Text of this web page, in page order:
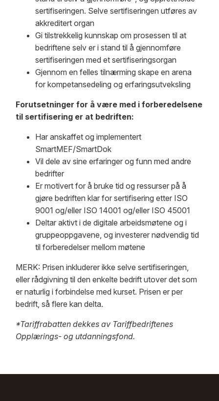
sertifiseringen. Selve sertifiseringen utføres av
akkreditert organ
Gi tilstrekkelig kunnskap om prosessen til at
bedriftene selv er i stand til å gjennomføre
sertifiseringen med et sertifiseringsorgan
Gjennom en felles tilnærming skape en arena
for kompetansedeling og erfaringsutveksling
Forutsetninger for å være med i forberedelsene
til sertifisering er at bedriften:
Har anskaffet og implementert
SmartMEF/SmartDok
Vil dele av sine erfaringer og funn med andre
bedrifter
Er motivert for å bruke tid og ressurser på å
gjøre bedriften klar for sertifisering etter ISO
9001 og/eller ISO 14001 og/eller ISO 45001
Deltar aktivt i de digitale arbeidsmøtene og i
gruppeoppgavene, og investerer nødvendig tid
til forberedelser mellom møtene
MERK: Prisen inkluderer ikke selve sertifiseringen,
eller rådgivning til den enkelte bedrift utover det som
er naturlig i forbindelse med kurset. Prisen er per
bedrift, så flere kan delta.
*Tariffrabatten dekkes av Tariffbedriftenes
Opplærings- og utdanningsfond.